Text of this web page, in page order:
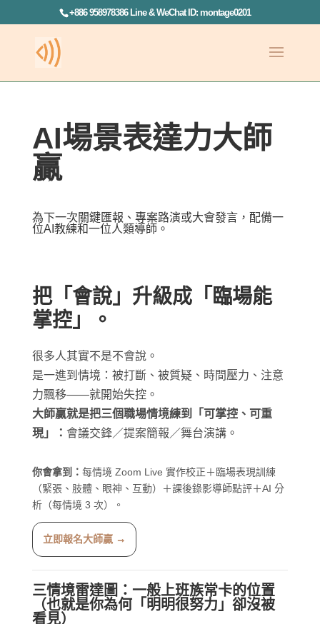
+886 958978386 Line & WeChat ID: montage0201
AI場景表達力大師
贏
為下一次關鍵匯報、專案路演或大會發言，配備一
位AI教練和一位人類導師。
把「會說」升級成「臨場能
掌控」。
很多人其實不是不會說。
是一進到情境：被打斷、被質疑、時間壓力、注意
力飄移——就開始失控。
大師贏就是把三個職場情境練到「可掌控、可重
現」： 會議交鋒／提案簡報／舞台演講。
你會拿到： 每情境 Zoom Live 實作校正＋臨場表現訓練
（緊張、肢體、眼神、互動）＋課後錄影導師點評＋AI 分
析（每情境 3 次）。
立即報名大師贏 →
三情境雷達圖：一般上班族常卡的位置
（也就是你為何「明明很努力」卻沒被
看見）